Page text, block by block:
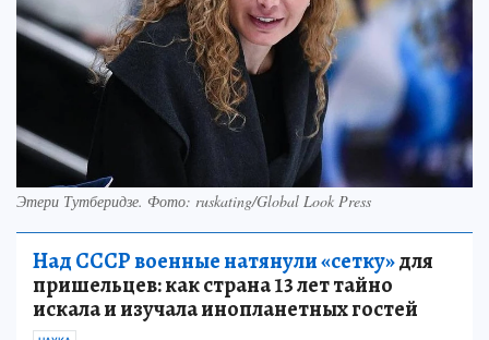
Этери Тутберидзе. Фото: ruskating/Global Look Press
Над СССР военные натянули «сетку»для
пришельцев: как страна 13 лет тайно
искала и изучала инопланетных гостей